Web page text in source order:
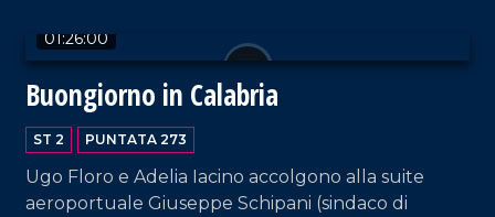
01:26:00
Buongiorno in Calabria
ST 2 PUNTATA 273
Ugo Floro e Adelia Iacino accolgono alla suite
aeroportuale Giuseppe Schipani (sindaco di
VAI AL TITOLO